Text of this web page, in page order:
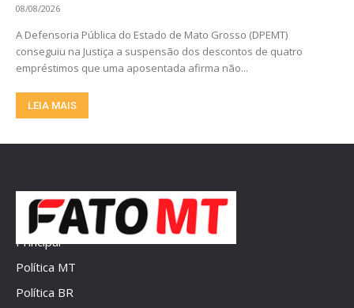
08/08/2026
A Defensoria Pública do Estado de Mato Grosso (DPEMT)
conseguiu na Justiça a suspensão dos descontos de quatro
empréstimos que uma aposentada afirma não...
LEIA MAIS
Principal
Política MT
Política BR